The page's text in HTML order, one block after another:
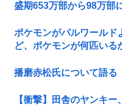
盛期653万部から98万部
ポケモンがパルワールド
ど、ポケモンが何匹いる
播磨赤松氏について語る
【衝撃】田舎のヤンキ